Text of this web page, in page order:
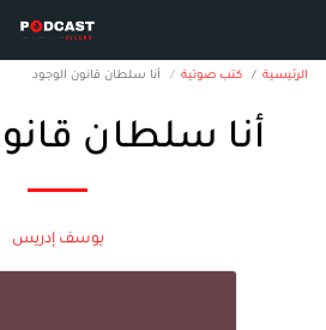
الرئيسية كتب صوتية أنا سلطان قانون الوجود
أنا سلطان
يوسف إدريس